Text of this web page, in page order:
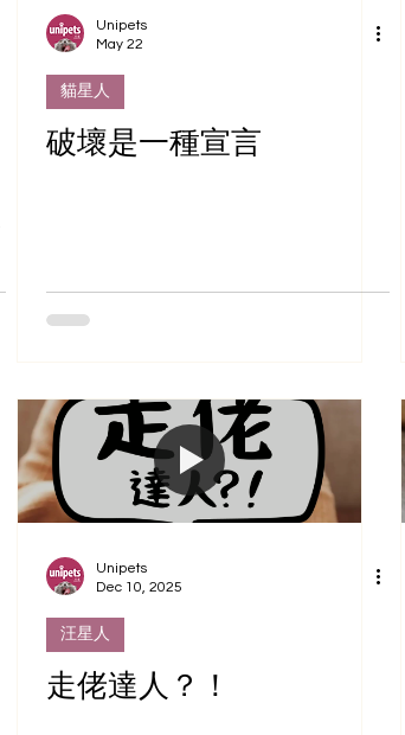
Unipets
May 22
貓星人
破壞是一種宣言
Unipets
Dec 10, 2025
汪星人
走佬達人？！